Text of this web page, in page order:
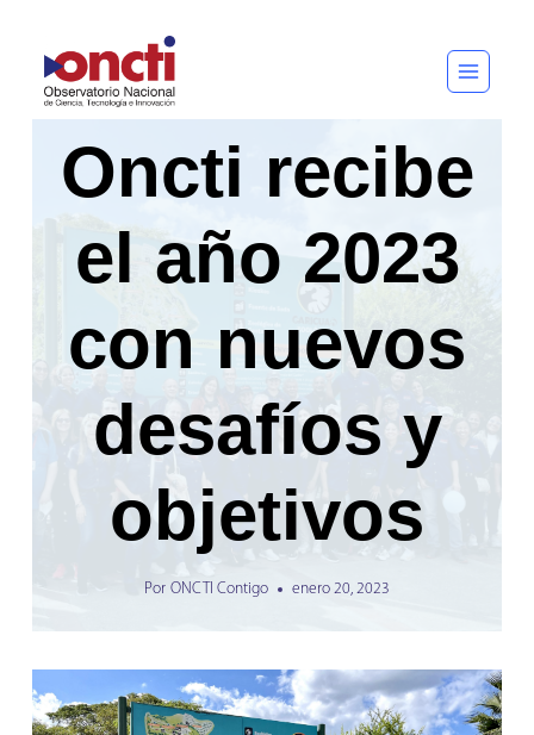
al
contenido
Oncti recibe
el año 2023
con nuevos
desafíos y
objetivos
Por ONCTI Contigo enero 20, 2023